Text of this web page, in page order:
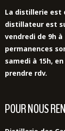
La distillerie est
distillateur est
vendredi de 9h
permanences
samedi à 15h,
prendre rdv.
POUR NOUS